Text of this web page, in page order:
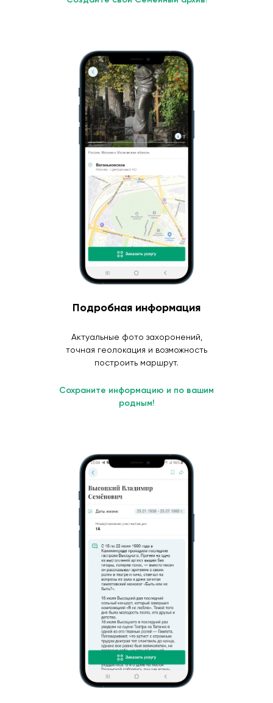
Подробная информация
Актуальные фото захоронений,
точная геолокация и возможность
построить маршрут.
Сохраните информацию и по вашим
родным!